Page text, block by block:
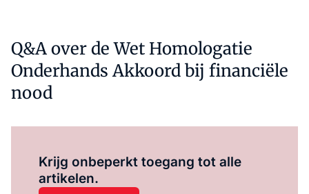
Q&A over de Wet Homologatie
Onderhands Akkoord bij financiële
nood
Krijg onbeperkt toegang tot alle
artikelen.